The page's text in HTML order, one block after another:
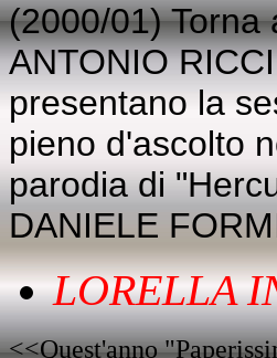
(2000/01) Torna
ANTONIO
presentano la
pieno d'ascolto
parodia di
DANIELE
LORELLA
<<Quest'anno